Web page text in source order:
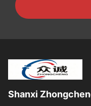
Shanxi